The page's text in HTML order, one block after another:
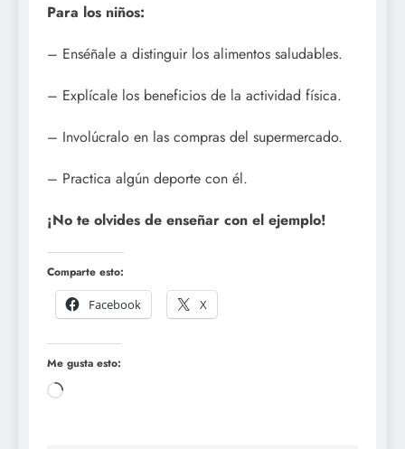
Para los niños:
– Enséñale a distinguir los alimentos saludables.
– Explícale los beneficios de la actividad física.
– Involúcralo en las compras del supermercado.
– Practica algún deporte con él.
¡No te olvides de enseñar con el ejemplo!
Comparte esto:
Facebook
X
Me gusta esto:
Cargando...